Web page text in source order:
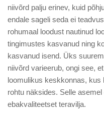
niivõrd palju erinev, kuid
endale sageli seda ei
rohumaal loodust nautinud
tingimustes kasvanud ning
kasvanud isend. Üks
niivõrd varieerub, ongi see,
loomulikus keskkonnas, kus
rohtu näksides. Selle
ebakvaliteetset teravilja.